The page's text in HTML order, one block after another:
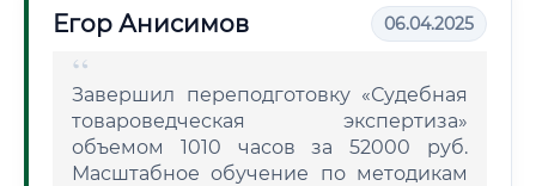
Егор Анисимов 06.04.2025
Завершил переподготовку «Судебная
товароведческая экспертиза»
объемом 1010 часов за 52000 руб.
Масштабное обучение по методикам